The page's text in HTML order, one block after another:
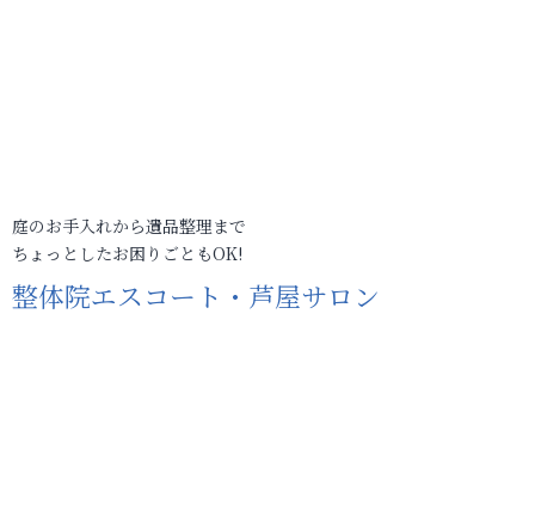
庭のお手入れから遺品整理まで
ちょっとしたお困りごともOK!
整体院エスコート・芦屋サロン